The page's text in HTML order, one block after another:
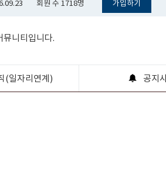
회원 수 1718명 가입하기
뮤니티입니다.
(일자리연계) 공지